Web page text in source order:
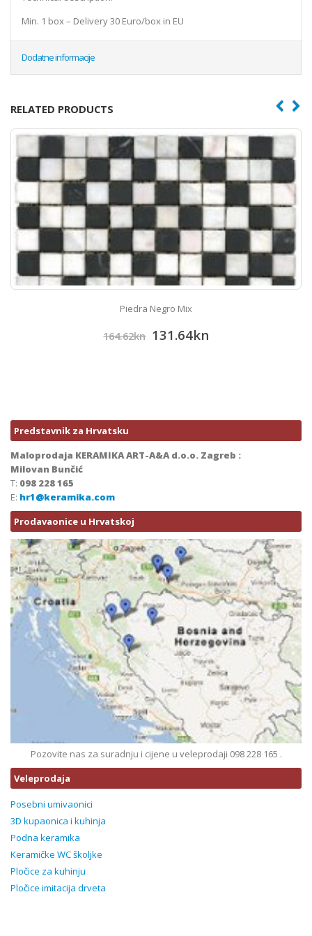
Min. 1 box – Delivery 30 Euro/box in EU
Dodatne informacije
RELATED PRODUCTS
Piedra Negro Mix
164.62kn 131.64kn
Predstavnik za Hrvatsku
Maloprodaja KERAMIKA ART-A&A d.o.o. Zagreb :
Milovan Bunčić
T: 098 228 165
E: hr1@keramika.com
Prodavaonice u Hrvatskoj
Pozovite nas za suradnju i cijene u veleprodaji 098 228 165 .
Veleprodaja
Posebni umivaonici
3D kupaonica i kuhinja
Podna keramika
Keramičke WC školjke
Pločice za kuhinju
Pločice imitacija drveta